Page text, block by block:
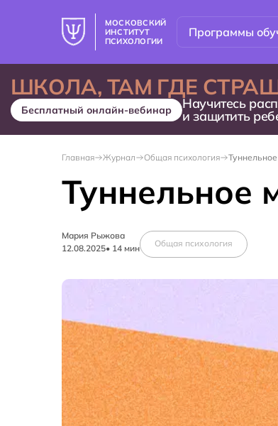
МОСКОВСКИЙ
ИНСТИТУТ
ПСИХОЛОГИИ
Программы
ШКОЛА, ТАМ ГДЕ
Бесплатный онлайн-вебинар Научитесь
и защитить
Главная Журнал Общая психология
Туннельное
Мария Рыжова
12.08.2025• 14 мин Общая психология